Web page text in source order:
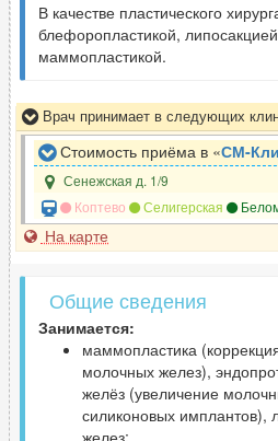
В качестве пластического
блефоропластикой,
маммопластикой.
Врач принимает в следующих
Стоимость приёма в «СМ-
Сенежская д. 1/9
Коптево
Селигерская
На карте
Общие сведения
Занимается:
маммопластика
молочных желез),
желёз (увеличение
силиконовых
желез;